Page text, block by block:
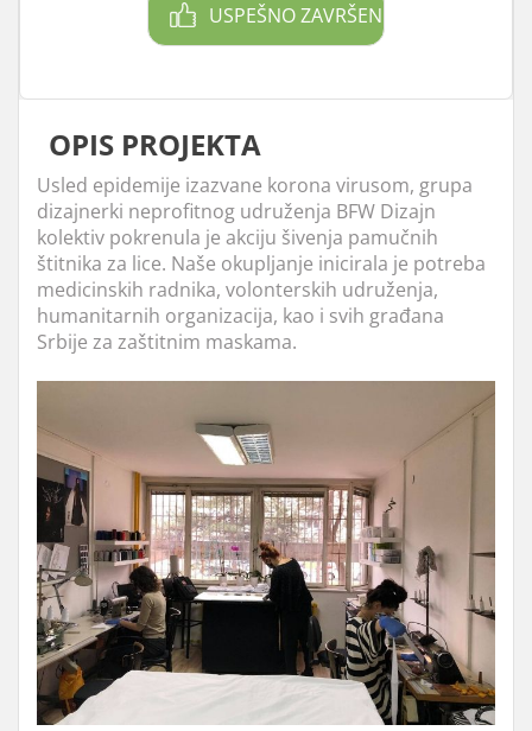
USPEŠNO ZAVRŠEN
OPIS PROJEKTA
Usled epidemije izazvane korona virusom, grupa
dizajnerki neprofitnog udruženja BFW Dizajn
kolektiv pokrenula je akciju šivenja pamučnih
štitnika za lice. Naše okupljanje inicirala je potreba
medicinskih radnika, volonterskih udruženja,
humanitarnih organizacija, kao i svih građana
Srbije za zaštitnim maskama.